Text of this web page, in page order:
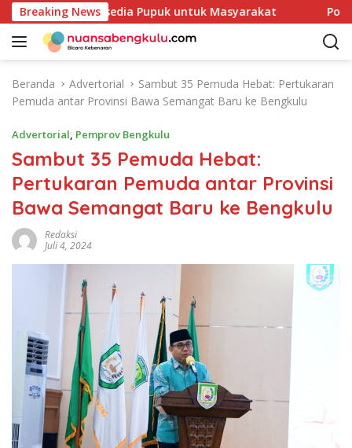
a
Breaking News
Cek Ketersedia Pupuk untuk Masyarakat Polres
Beranda Advertorial
Sambut 35 Pemuda Hebat: Pertukaran
Pemuda antar Provinsi Bawa Semangat Baru ke Bengkulu
Advertorial, Pemprov Bengkulu
Sambut 35 Pemuda Hebat:
Pertukaran Pemuda antar Provinsi
Bawa Semangat Baru ke Bengkulu
Redaksi
Juli 4, 2024